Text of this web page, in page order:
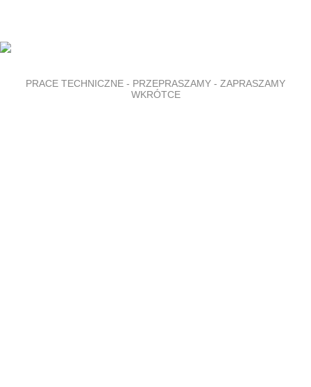
PRACE TECHNICZNE - PRZEPRASZAMY - ZAPRASZAMY
WKRÓTCE